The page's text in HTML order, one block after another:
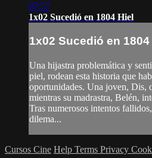
07:57
1x02 Sucedió en 1804 Hiel
1x02 Sucedió en 1804
Una hijastra problemática y
piel, rodean esta historia que
oportunidades. Una joven, Dis,
mientras su madrastra, Belén,
Tras numerosos intentos
dilema...
Cursos Cine Help Terms Privacy